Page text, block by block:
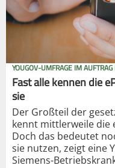
YOUGOV-UMFRAGE IM
Fast alle kennen die
sie
Der Großteil der
kennt mittlerweile die
Doch das bedeutet
sie nutzen, zeigt eine
Siemens-